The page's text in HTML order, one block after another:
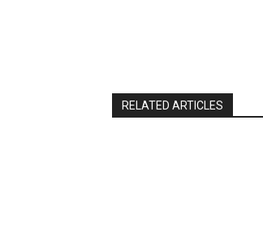
RELATED ARTICLES